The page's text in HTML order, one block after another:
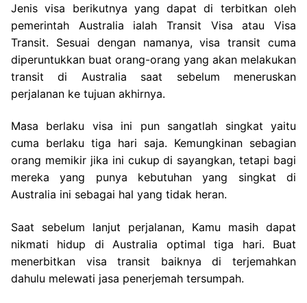
Jenis visa berikutnya yang dapat di terbitkan oleh
pemerintah Australia ialah Transit Visa atau Visa
Transit. Sesuai dengan namanya, visa transit cuma
diperuntukkan buat orang-orang yang akan melakukan
transit di Australia saat sebelum meneruskan
perjalanan ke tujuan akhirnya.
Masa berlaku visa ini pun sangatlah singkat yaitu
cuma berlaku tiga hari saja. Kemungkinan sebagian
orang memikir jika ini cukup di sayangkan, tetapi bagi
mereka yang punya kebutuhan yang singkat di
Australia ini sebagai hal yang tidak heran.
Saat sebelum lanjut perjalanan, Kamu masih dapat
nikmati hidup di Australia optimal tiga hari. Buat
menerbitkan visa transit baiknya di terjemahkan
dahulu melewati jasa penerjemah tersumpah.